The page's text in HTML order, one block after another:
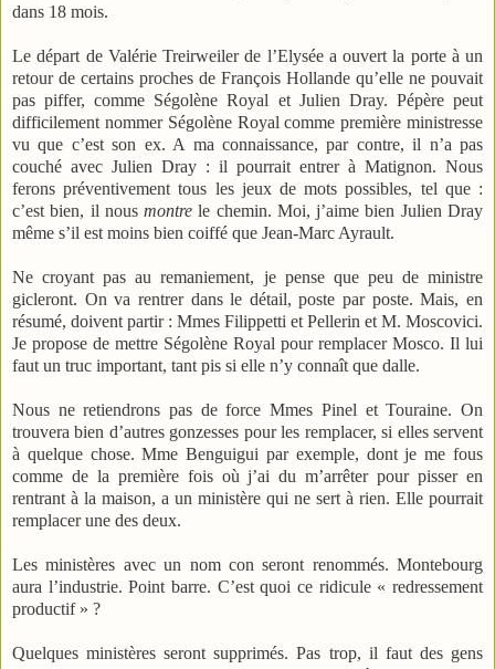
dans 18 mois.
Le départ de Valérie Treirweiler de l’Elysée a ouvert la porte à un
retour de certains proches de François Hollande qu’elle ne pouvait
pas piffer, comme Ségolène Royal et Julien Dray. Pépère peut
difficilement nommer Ségolène Royal comme première ministresse
vu que c’est son ex. A ma connaissance, par contre, il n’a pas
couché avec Julien Dray : il pourrait entrer à Matignon. Nous
ferons préventivement tous les jeux de mots possibles, tel que :
c’est bien, il nousmontre le chemin. Moi, j’aime bien Julien Dray
même s’il est moins bien coiffé que Jean-Marc Ayrault.
Ne croyant pas au remaniement, je pense que peu de ministre
gicleront. On va rentrer dans le détail, poste par poste. Mais, en
résumé, doivent partir : Mmes Filippetti et Pellerin et M. Moscovici.
Je propose de mettre Ségolène Royal pour remplacer Mosco. Il lui
faut un truc important, tant pis si elle n’y connaît que dalle.
Nous ne retiendrons pas de force Mmes Pinel et Touraine. On
trouvera bien d’autres gonzesses pour les remplacer, si elles servent
à quelque chose. Mme Benguigui par exemple, dont je me fous
comme de la première fois où j’ai du m’arrêter pour pisser en
rentrant à la maison, a un ministère qui ne sert à rien. Elle pourrait
remplacer une des deux.
Les ministères avec un nom con seront renommés. Montebourg
aura l’industrie. Point barre. C’est quoi ce ridicule « redressement
productif » ?
Quelques ministères seront supprimés. Pas trop, il faut des gens